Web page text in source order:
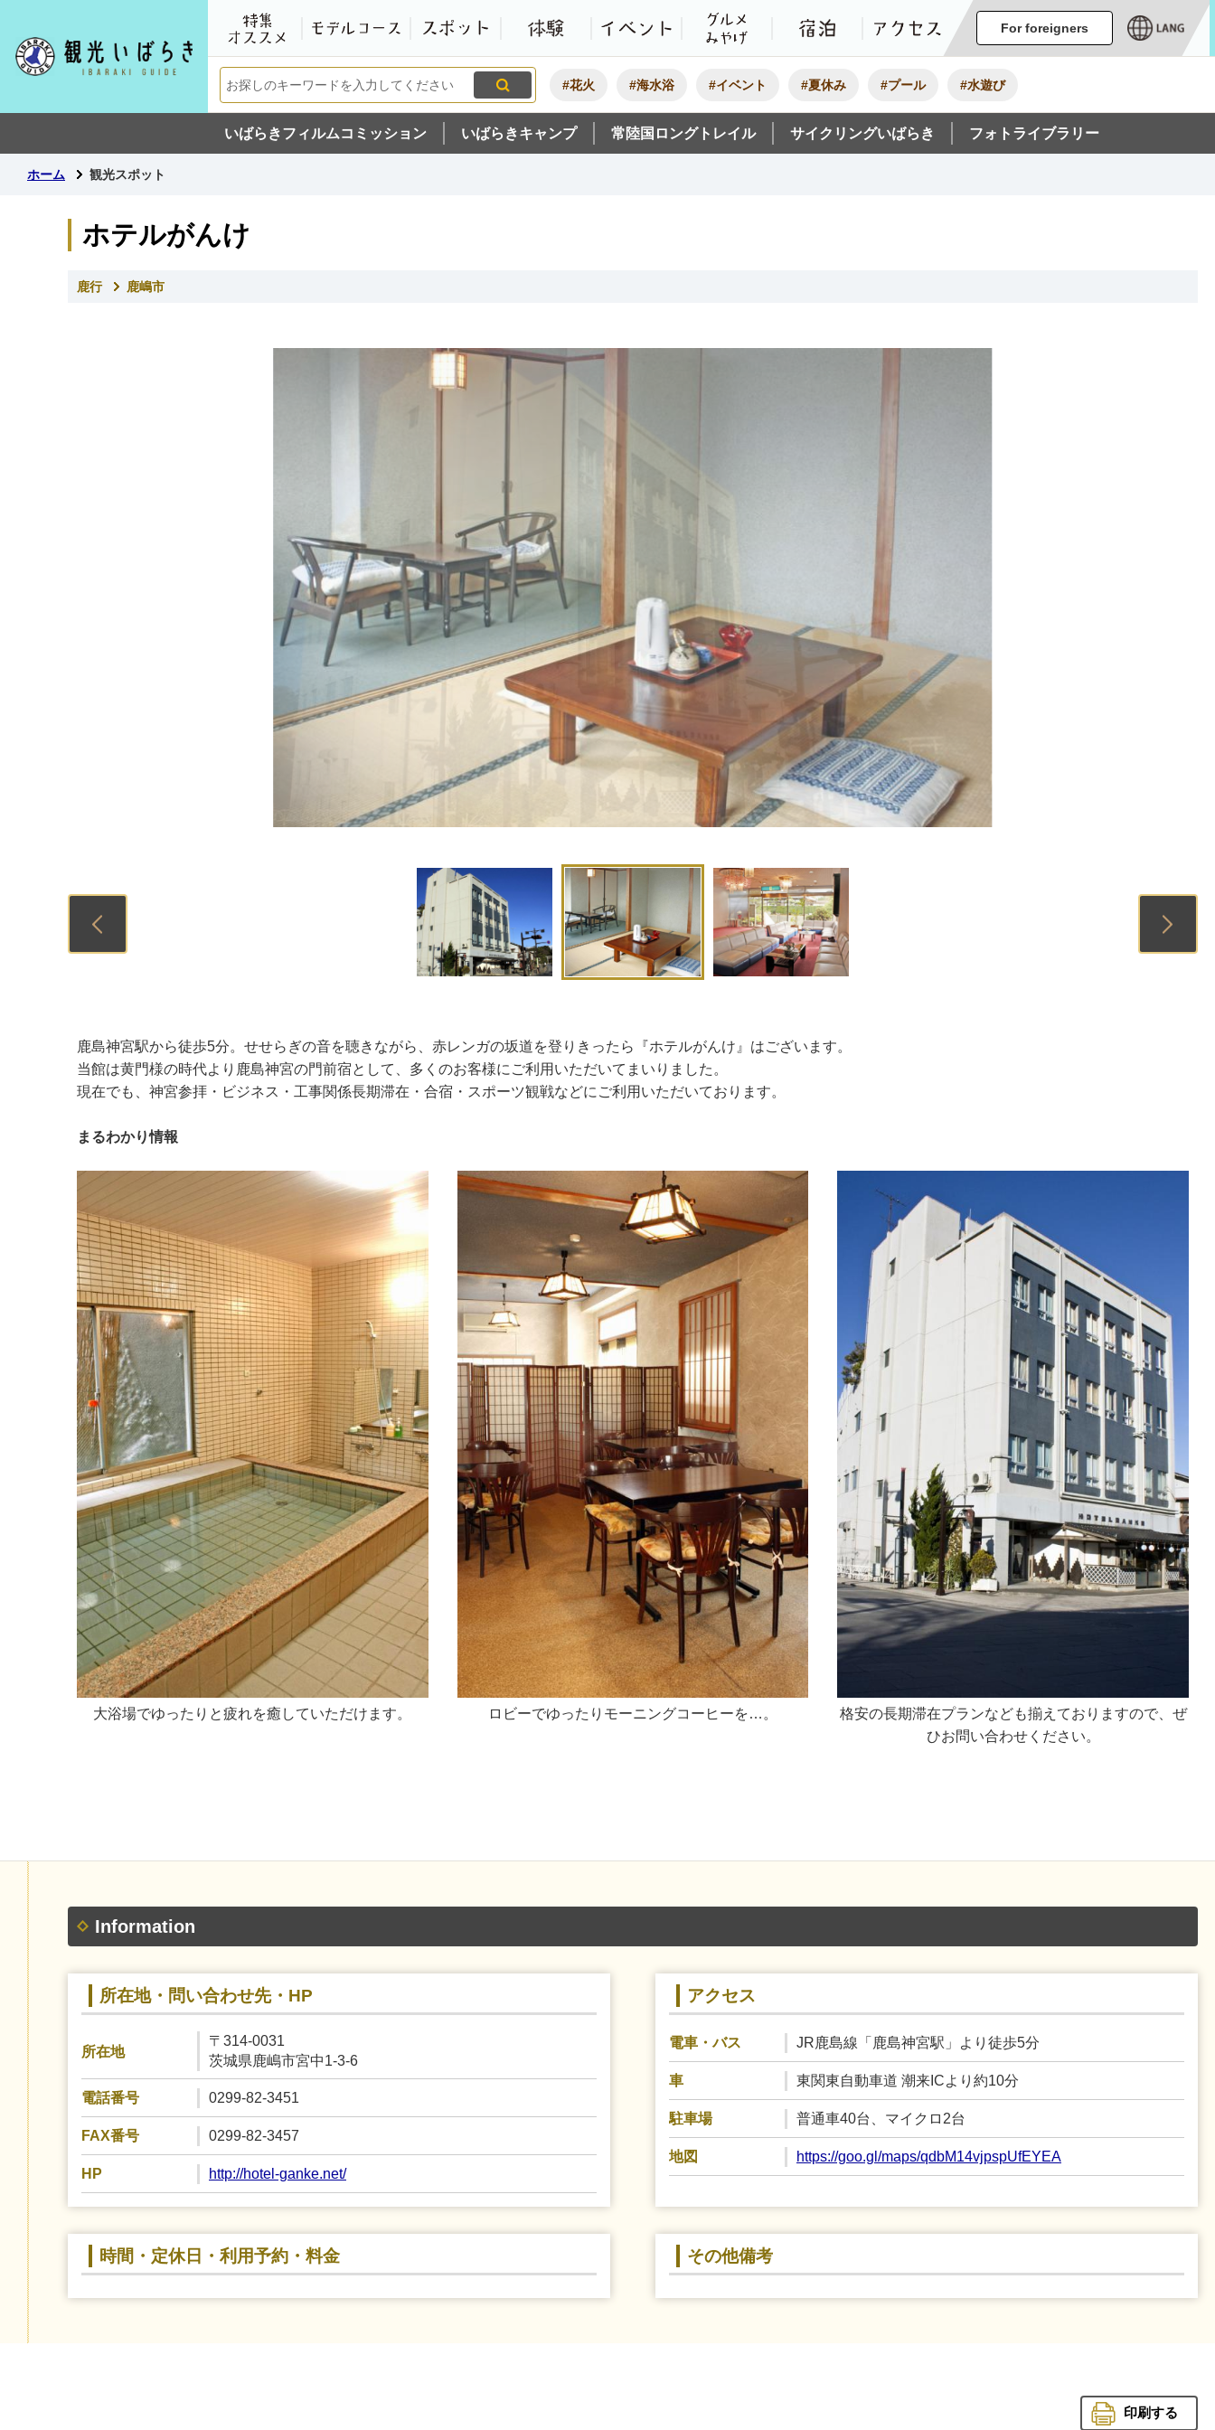
観光いばらき公式ホームページ
特集・オススメ
モデルコーススポット 体験 イベント グルメ・みやげ宿泊 アクセス
For foreigners
#花火 #海水浴 #イベント #夏休み #プール #水遊び
いばらきフィルムコミッション いばらきキャンプ 常陸国ロングトレイル サイクリングいばらき フォトライブラリー
ホーム 観光スポット
ホテルがんけ
鹿行 鹿嶋市
1
鹿島神宮駅から徒歩5分。せせらぎの音を聴きながら、赤レンガの坂道を登りきったら『ホテルがんけ』はございます。
当館は黄門様の時代より鹿島神宮の門前宿として、多くのお客様にご利用いただいてまいりました。
現在でも、神宮参拝・ビジネス・工事関係長期滞在・合宿・スポーツ観戦などにご利用いただいております。
まるわかり情報
大浴場でゆったりと疲れを癒していただけます。 ロビーでゆったりモーニングコーヒーを…。
格安の長期滞在プランなども揃えておりますので、ぜ
ひお問い合わせください。
Information
所在地・問い合わせ先・HP
所在地
〒314-0031
茨城県鹿嶋市宮中1-3-6
電話番号 0299-82-3451
FAX番号 0299-82-3457
HP http://hotel-ganke.net/
アクセス
電車・バス JR鹿島線「鹿島神宮駅」より徒歩5分
車 東関東自動車道 潮来ICより約10分
駐車場 普通車40台、マイクロ2台
地図 https://goo.gl/maps/qdbM14vjpspUfEYEA
時間・定休日・利用予約・料金 その他備考
印刷する